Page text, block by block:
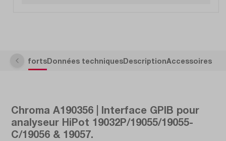
Points fortsDonnées techniquesDescriptionAccessoires
Chroma A190356 | Interface GPIB pour
analyseur HiPot 19032P/19055/19055-
C/19056 & 19057.